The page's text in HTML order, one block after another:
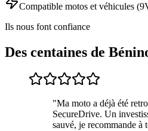
Compatible motos et véhicules
Ils nous font confiance
Des centaines de
"Ma moto a déjà été
SecureDrive. Un
sauvé, je recommande à